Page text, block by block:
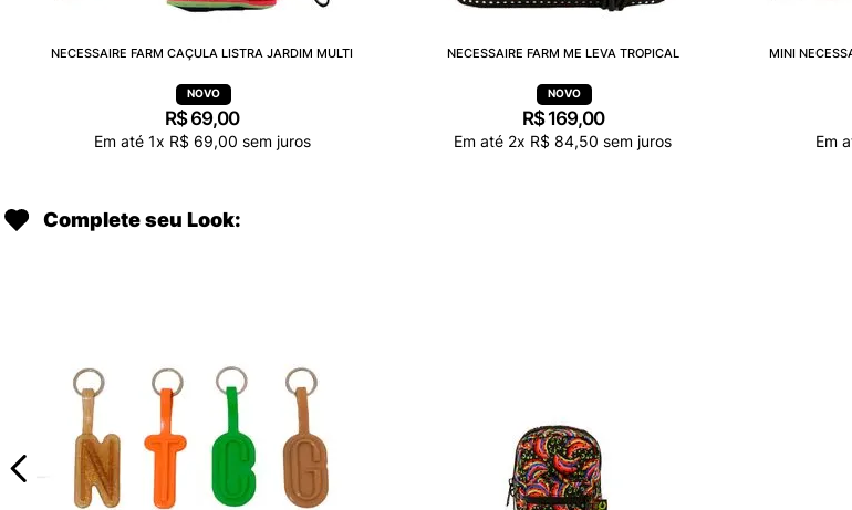
NECESSAIRE FARM CAÇULA LISTRA JARDIM MULTI
R$69,00
Em até 1x R$ 69,00 sem juros
NECESSAIRE FARM ME LEVA TROPICAL
R$ 169,00
Em até 2x R$ 84,50 sem juros
MINI
Em
Complete seu Look: